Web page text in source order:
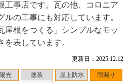
更新日：2025.12.12
光
塗装
屋上防水 雨漏り
工事店です。瓦の他、コロニア
ルの工事にも対応しています。
屋根をつくる」シンプルなモッ
を表しています。